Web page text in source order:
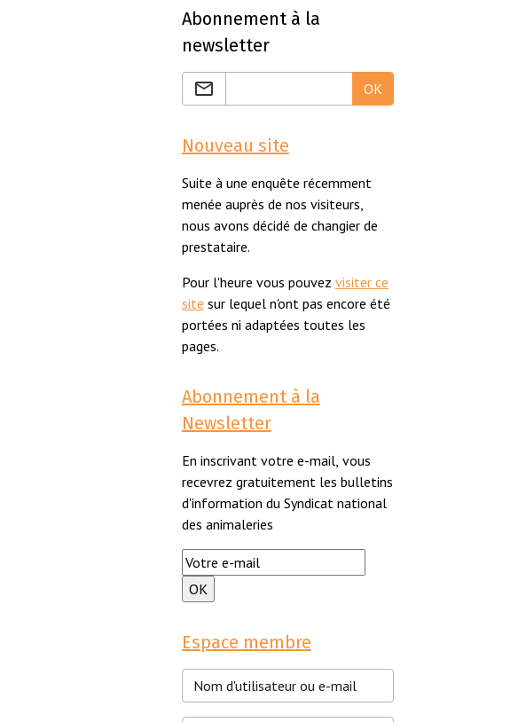
Abonnement à la
newsletter
OK
Nouveau site
Suite à une enquête récemment
menée auprès de nos visiteurs,
nous avons décidé de changier de
prestataire.
Pour l'heure vous pouvez visiter ce
site sur lequel n'ont pas encore été
portées ni adaptées toutes les
pages.
Abonnement à la
Newsletter
En inscrivant votre e-mail, vous
recevrez gratuitement les bulletins
d'information du Syndicat national
des animaleries
Espace membre